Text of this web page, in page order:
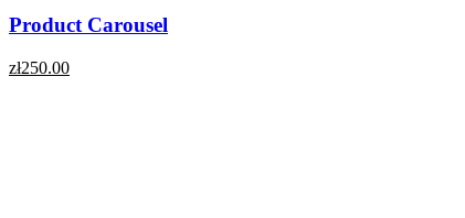
Product Carousel
zł250.00